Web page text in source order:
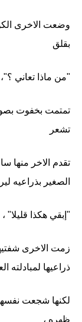
وضعت الاخرى
بقلق
"من ماذا تعاني ؟"،
تمتمت بخفوت
تشعر
تقدم الاخر منها
الصغير بذراعيه
"إبقي هكذا قليلا" ،
زمت الاخرى
ذراعيها لمبادلته
لكنها شجعت
ظهره ،